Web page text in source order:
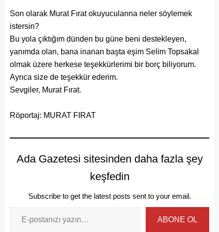
Son olarak Murat Fırat okuyucularına neler söylemek
istersin?
Bu yola çıktığım dünden bu güne beni destekleyen,
yanımda olan, bana inanan başta eşim Selim Topsakal
olmak üzere herkese teşekkürlerimi bir borç biliyorum.
Ayrıca size de teşekkür ederim.
Sevgiler, Murat Fırat.
Röportaj: MURAT FIRAT
Ada Gazetesi sitesinden daha fazla şey
keşfedin
Subscribe to get the latest posts sent to your email.
ABONE OL